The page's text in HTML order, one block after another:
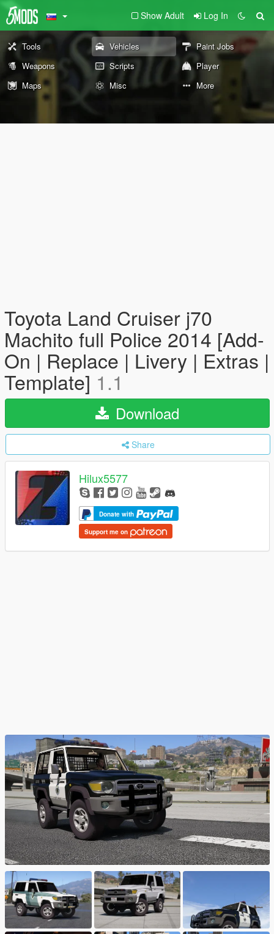
Show Adult Log In
Tools Vehicles
Paint Jobs
Weapons
Scripts
Player
Maps
Misc More
Toyota Land Cruiser j70
Machito full Police 2014 [Add-
On | Replace | Livery | Extras |
Template] 1.1
Download
Share
Hilux5577
Donate with
Support me on